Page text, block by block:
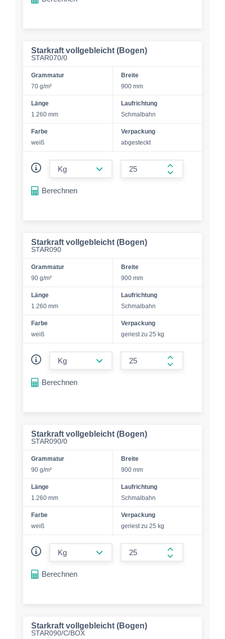
Starkraft vollgebleicht (Bogen)
STAR070/0
Grammatur
70 g/m²
Breite
900 mm
Länge
1.260 mm
Laufrichtung
Schmalbahn
Farbe
weiß
Verpackung
abgesteckt
form.increase-
Berechnen
Starkraft vollgebleicht (Bogen)
STAR090
Grammatur
90 g/m²
Breite
900 mm
Länge
1.260 mm
Laufrichtung
Schmalbahn
Farbe
weiß
Verpackung
geriest zu 25 kg
form.increase-
Berechnen
Starkraft vollgebleicht (Bogen)
STAR090/0
Grammatur
90 g/m²
Breite
900 mm
Länge
1.260 mm
Laufrichtung
Schmalbahn
Farbe
weiß
Verpackung
geriest zu 25 kg
form.increase-
Berechnen
Starkraft vollgebleicht (Bogen)
STAR090/C/BOX